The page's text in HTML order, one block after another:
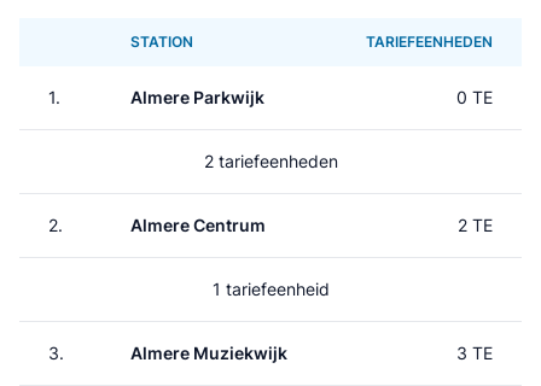
STATION TARIEFEENHEDEN
1. Almere Parkwijk 0 TE
2 tariefeenheden
2. Almere Centrum 2 TE
1 tariefeenheid
3. Almere Muziekwijk 3 TE